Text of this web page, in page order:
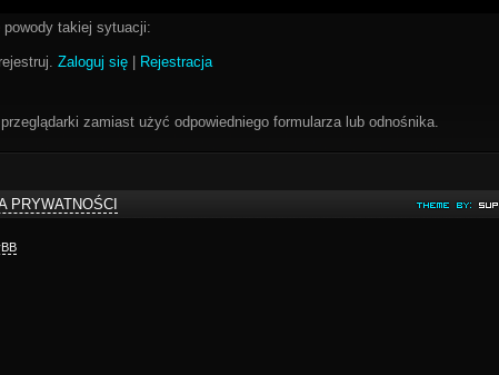
powody takiej sytuacji:
Zaloguj się
Rejestracja
zamiast użyć odpowiedniego formularza lub odnośnika.
PRYWATNOŚCI